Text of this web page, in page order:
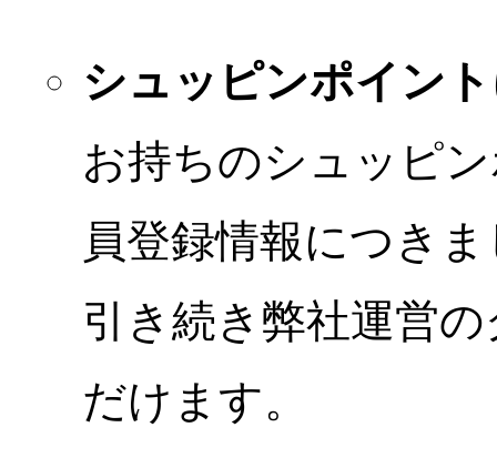
シュッピンポイン
お持ちのシュッピ
員登録情報につき
引き続き弊社運営
だけます。